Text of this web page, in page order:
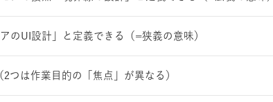
のUI設計」と定義できる（=狭義の意味）
つは作業目的の「焦点」が異なる）